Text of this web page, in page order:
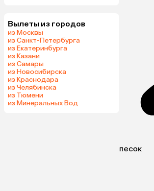
Вылеты из городов
из Москвы
из Санкт-Петербурга
из Екатеринбурга
из Казани
из Самары
из Новосибирска
из Краснодара
из Челябинска
из Тюмени
из Минеральных Вод
песок